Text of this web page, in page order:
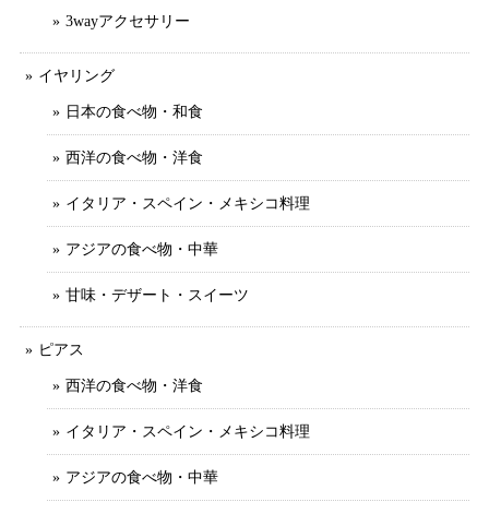
3wayアクセサリー
イヤリング
日本の食べ物・和食
西洋の食べ物・洋食
イタリア・スペイン・メキシコ料理
アジアの食べ物・中華
甘味・デザート・スイーツ
ピアス
西洋の食べ物・洋食
イタリア・スペイン・メキシコ料理
アジアの食べ物・中華